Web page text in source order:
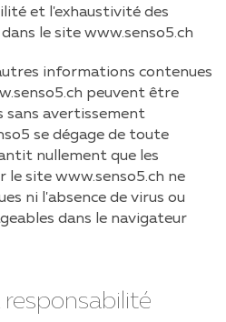
et l'exhaustivité des
le site www.senso5.ch
informations contenues
peuvent être
sans avertissement
se dégage de toute
nullement que les
le site www.senso5.ch ne
ni l'absence de virus ou
dans le navigateur